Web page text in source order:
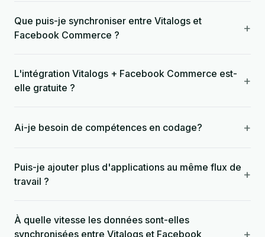
Que puis-je synchroniser entre Vitalogs et
Facebook Commerce ?
+
L'intégration Vitalogs + Facebook Commerce est-
elle gratuite ?
+
Ai-je besoin de compétences en codage? +
Puis-je ajouter plus d'applications au même flux de
travail ?
+
À quelle vitesse les données sont-elles
synchronisées entre Vitalogs et Facebook
+